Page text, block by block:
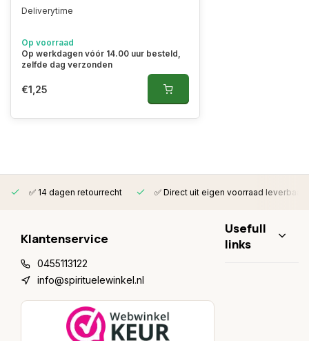
Deliverytime
Op voorraad
Op werkdagen vóór 14.00 uur besteld,
zelfde dag verzonden
€1,25
✅ 14 dagen retourrecht ✅ Direct uit eigen voorraad leverbaar
Klantenservice
0455113122
info@spirituelewinkel.nl
Usefull
links